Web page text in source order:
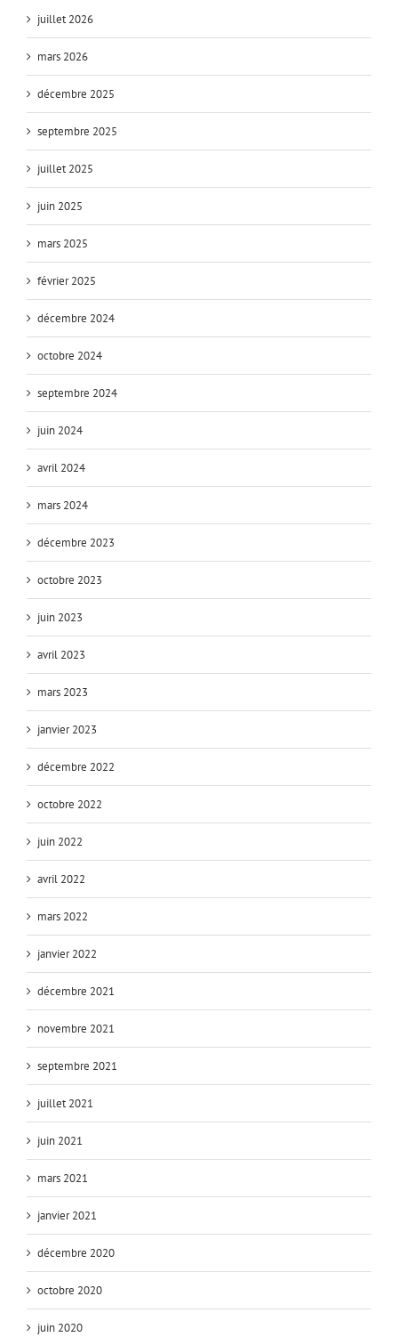
juillet 2026
mars 2026
décembre 2025
septembre 2025
juillet 2025
juin 2025
mars 2025
février 2025
décembre 2024
octobre 2024
septembre 2024
juin 2024
avril 2024
mars 2024
décembre 2023
octobre 2023
juin 2023
avril 2023
mars 2023
janvier 2023
décembre 2022
octobre 2022
juin 2022
avril 2022
mars 2022
janvier 2022
décembre 2021
novembre 2021
septembre 2021
juillet 2021
juin 2021
mars 2021
janvier 2021
décembre 2020
octobre 2020
juin 2020